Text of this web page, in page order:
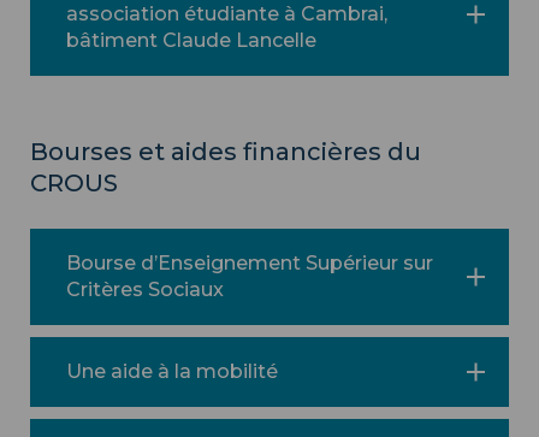
association étudiante à Cambrai,
bâtiment Claude Lancelle
Bourses et aides financières du
CROUS
Bourse d’Enseignement Supérieur sur
Critères Sociaux
Une aide à la mobilité